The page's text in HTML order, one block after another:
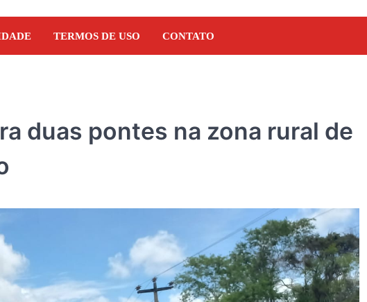
TERMOS DE USO CONTATO
duas pontes na zona rural de
NOTÍCIAS
Orleans Brandão recebe apoio de